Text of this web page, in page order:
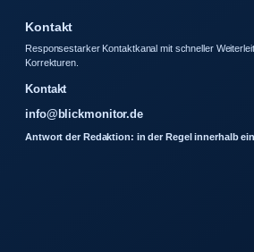
Kontakt
Responsestarker Kontaktkanal mit schneller
Korrekturen.
Kontakt
info@blickmonitor.de
Antwort der Redaktion: in der Regel innerhalb